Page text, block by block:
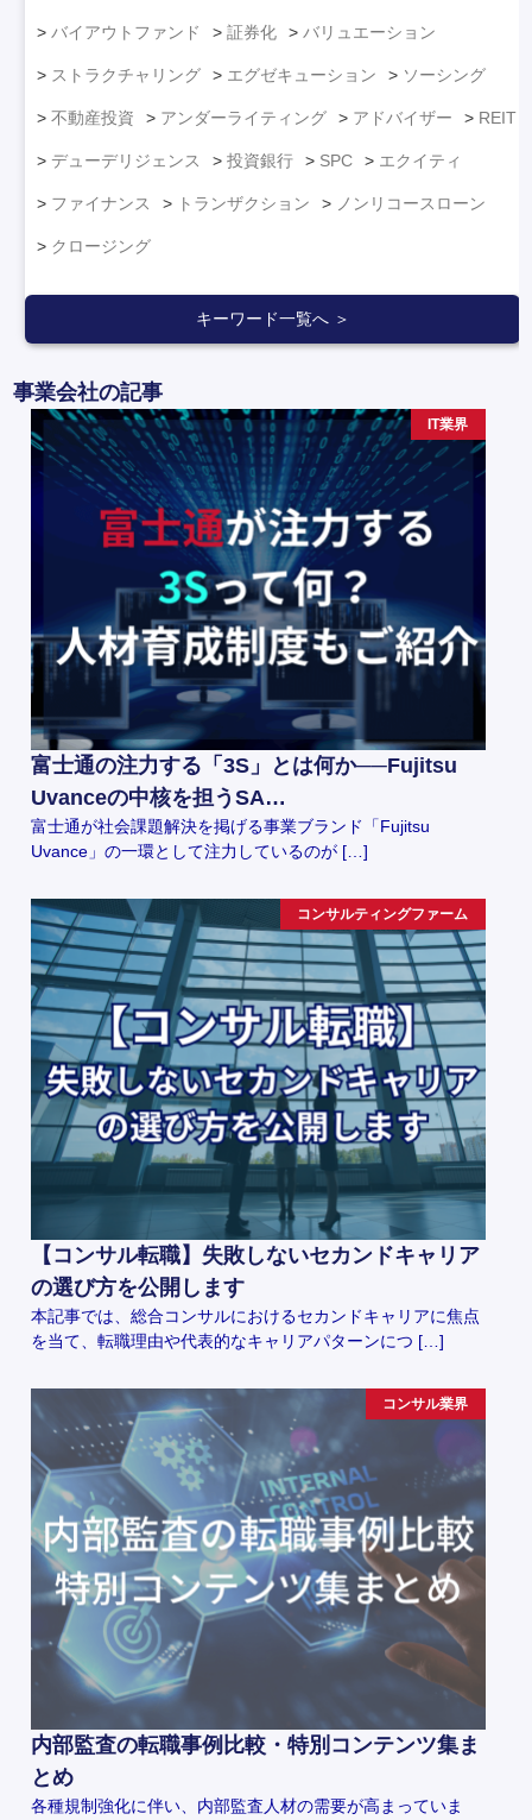
バイアウトファンド 証券化 バリュエーション
ストラクチャリング エグゼキューション ソーシング
不動産投資 アンダーライティング アドバイザー REIT
デューデリジェンス 投資銀行 SPC エクイティ
ファイナンス トランザクション ノンリコースローン
クロージング
キーワード一覧へ ＞
事業会社の記事
IT業界
富士通の注力する「3S」とは何か──Fujitsu
Uvanceの中核を担うSA…
富士通が社会課題解決を掲げる事業ブランド「Fujitsu
Uvance」の一環として注力しているのが […]
コンサルティングファーム
【コンサル転職】失敗しないセカンドキャリア
の選び方を公開します
本記事では、総合コンサルにおけるセカンドキャリアに焦点
を当て、転職理由や代表的なキャリアパターンにつ […]
コンサル業界
内部監査の転職事例比較・特別コンテンツ集ま
とめ
各種規制強化に伴い、内部監査人材の需要が高まっていま